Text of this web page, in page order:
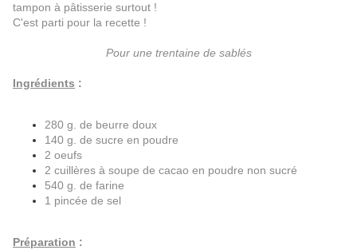
tampon à pâtisserie surtout !
C'est parti pour la recette !
Pour une trentaine de sablés
Ingrédients :
280 g. de beurre doux
140 g. de sucre en poudre
2 oeufs
2 cuillères à soupe de cacao en poudre non sucré
540 g. de farine
1 pincée de sel
Préparation :